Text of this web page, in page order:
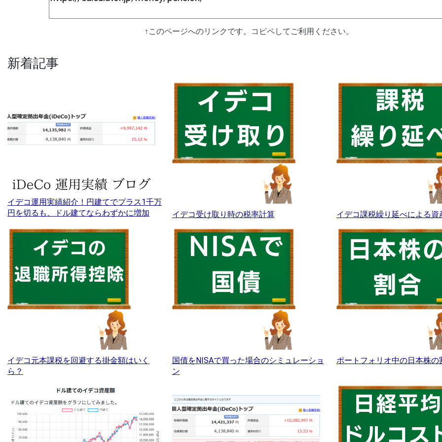
↑このページへのリンクです。コピペしてご利用ください。
新着記事
イデコ運用実績紹介！円建てでプラス1千万
円を切るも、ドル建てならわずかに増加
イデコ受け取り時の税率計算 イデコ課税繰り延べによる資
イデコ元本課税を回避する掛金額はいく
ら？
国債をNISAで買った場合のシミュレーショ
ン
ポートフォリオ中の日本株の